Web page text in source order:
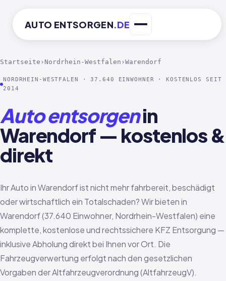
AUTO ENTSORGEN.DE
Startseite › Nordrhein-Westfalen ›Warendorf
NORDRHEIN-WESTFALEN · 37.640 EINWOHNER · KOSTENLOS SEIT
2014
Auto entsorgenin
Warendorf — kostenlos &
direkt
Ihr Auto in Warendorf ist nicht mehr fahrbereit, beschädigt
oder wirtschaftlich ein Totalschaden? Wir bieten in
Warendorf (37.640 Einwohner, Nordrhein-Westfalen) eine
komplette, kostenlose und rechtssichere KFZ Entsorgung —
inklusive Abholung direkt bei Ihnen vor Ort. Die
Fahrzeugverwertung erfolgt nach den gesetzlichen
Vorgaben der Altfahrzeugverordnung (AltfahrzeugV).